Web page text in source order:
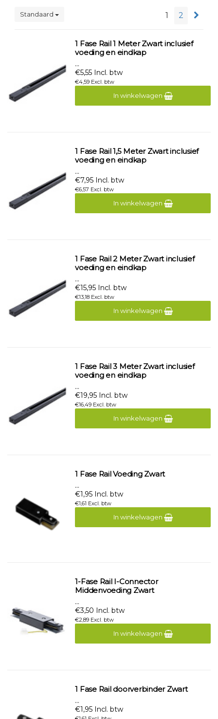
Standaard 1 2
1 Fase Rail 1 Meter Zwart inclusief
voeding en eindkap
...
€5,55 Incl. btw
€4,59 Excl. btw
In winkelwagen
1 Fase Rail 1,5 Meter Zwart inclusief
voeding en eindkap
...
€7,95 Incl. btw
€6,57 Excl. btw
In winkelwagen
1 Fase Rail 2 Meter Zwart inclusief
voeding en eindkap
...
€15,95 Incl. btw
€13,18 Excl. btw
In winkelwagen
1 Fase Rail 3 Meter Zwart inclusief
voeding en eindkap
...
€19,95 Incl. btw
€16,49 Excl. btw
In winkelwagen
1 Fase Rail Voeding Zwart
...
€1,95 Incl. btw
€1,61 Excl. btw
In winkelwagen
1-Fase Rail I-Connector
Middenvoeding Zwart
...
€3,50 Incl. btw
€2,89 Excl. btw
In winkelwagen
1 Fase Rail doorverbinder Zwart
...
€1,95 Incl. btw